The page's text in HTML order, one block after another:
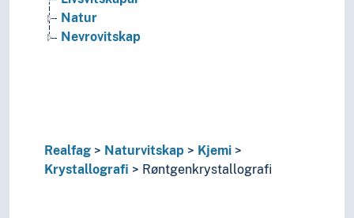
Natur
Nevrovitskap
Realfag Naturvitskap
Kjemi
Krystallografi
Røntgenkrystallografi